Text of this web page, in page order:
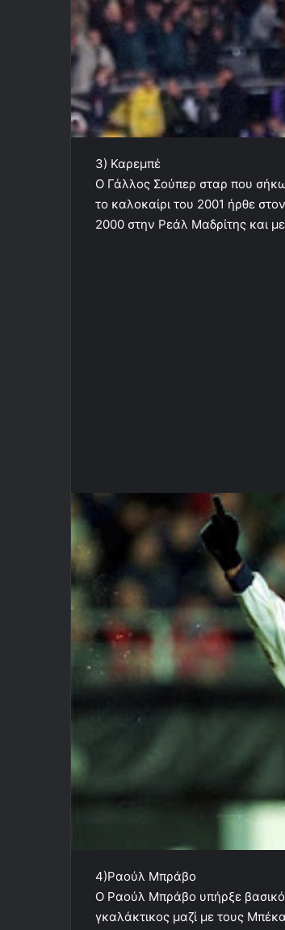
3) Καρεμπέ
Ο Γάλλος Σούπερ σταρ που
το καλοκαίρι του 2001 ήρθε
2000 στην Ρεάλ Μαδρίτης και
4)Ραούλ Μπράβο
Ο Ραούλ Μπράβο υπήρξε βασικό
γκαλάκτικος μαζί με τους